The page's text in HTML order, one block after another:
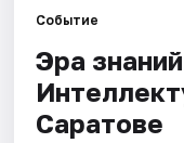
Площадки
Артисты
Событие
Эра
Саратове